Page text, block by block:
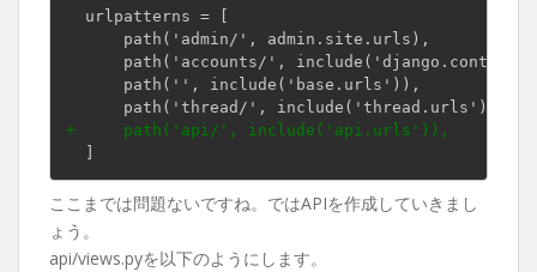
  urlpatterns = [
      path('admin/', admin.site.urls),
path('accounts/',
      path('', include('base.urls')),
+     path('api/', include('api.urls')),
ここまでは問題ないですね。ではAPIを作成していきまし
ょう。
api/views.pyを以下のようにします。